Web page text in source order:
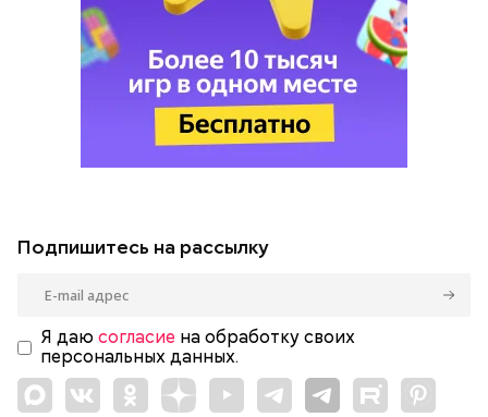
Подпишитесь на рассылку
Я даю согласие на обработку своих
персональных данных.